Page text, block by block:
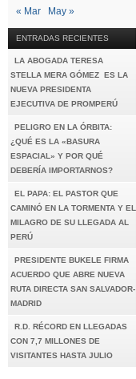
« Mar
May »
ENTRADAS RECIENTES
LA ABOGADA TERESA
STELLA MERA GÓMEZ ES LA
NUEVA PRESIDENTA
EJECUTIVA DE PROMPERÚ
PELIGRO EN LA ÓRBITA:
¿QUÉ ES LA «BASURA
ESPACIAL» Y POR QUÉ
DEBERÍA IMPORTARNOS?
EL PAPA: EL PASTOR QUE
CAMINÓ EN LA TORMENTA Y EL
MILAGRO DE SU LLEGADA AL
PERÚ
PRESIDENTE BUKELE FIRMA
ACUERDO QUE ABRE NUEVA
RUTA DIRECTA SAN SALVADOR-
MADRID
R.D. RÉCORD EN LLEGADAS
CON 7,7 MILLONES DE
VISITANTES HASTA JULIO